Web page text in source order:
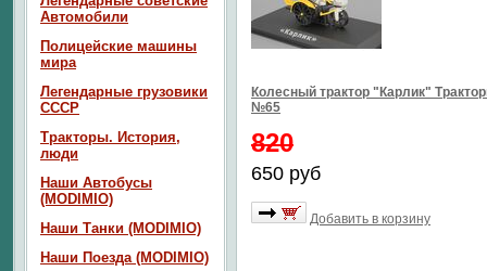
Колесный трактор "Карлик"
№65
820
650 руб
Добавить в корзину
Автомобили
Полицейские машины
мира
Легендарные грузовики
СССР
Тракторы. История,
люди
Наши Автобусы
(MODIMIO)
Наши Танки (MODIMIO)
Наши Поезда (MODIMIO)